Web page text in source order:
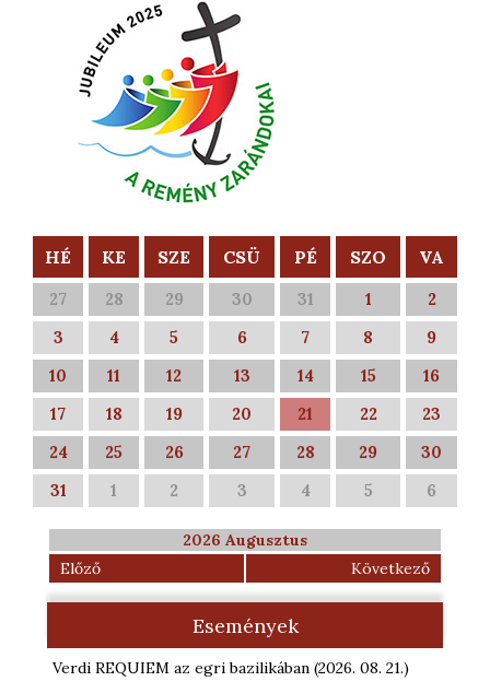
HÉ KE SZE CSÜ PÉ SZO VA
27 28 29 30 31 1
2
3
4 5 6 7 8
9
10
11 12 13 14 15
16
17
18 19 20 21 22
23
24
25 26 27 28 29
30
31
1 2 3 4 5 6
2026 Augusztus
Előző
Következő
Események
Verdi REQUIEM az egri bazilikában (2026. 08. 21.)